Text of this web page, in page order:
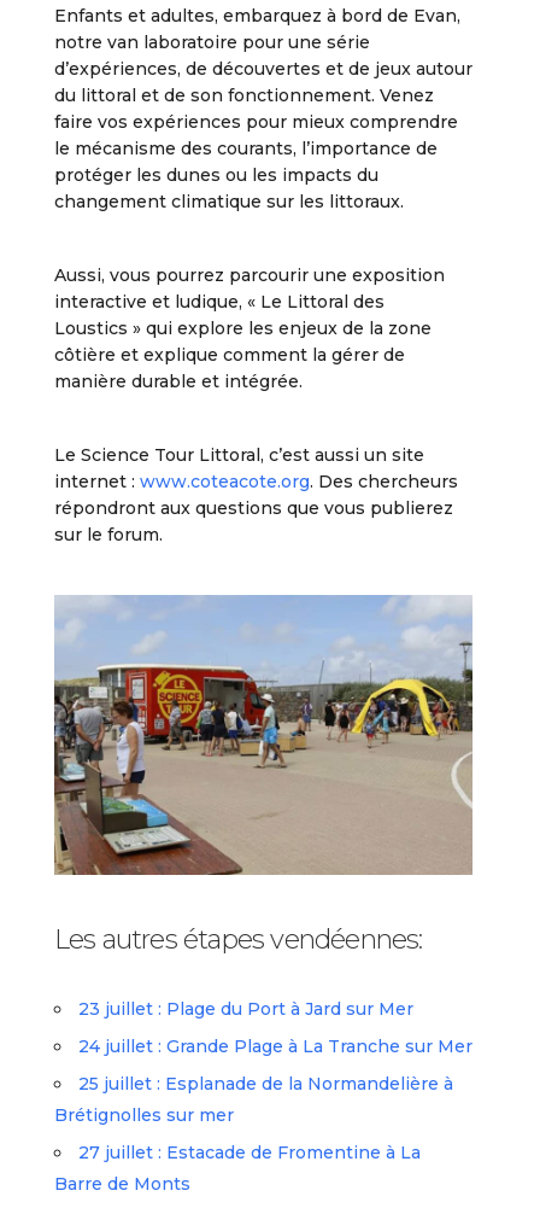
Enfants et adultes, embarquez à bord de Evan,
notre van laboratoire pour une série
d’expériences, de découvertes et de jeux autour
du littoral et de son fonctionnement. Venez
faire vos expériences pour mieux comprendre
le mécanisme des courants, l’importance de
protéger les dunes ou les impacts du
changement climatique sur les littoraux.
Aussi, vous pourrez parcourir une exposition
interactive et ludique, « Le Littoral des
Loustics » qui explore les enjeux de la zone
côtière et explique comment la gérer de
manière durable et intégrée.
Le Science Tour Littoral, c’est aussi un site
internet : www.coteacote.org. Des chercheurs
répondront aux questions que vous publierez
sur le forum.
Les autres étapes vendéennes:
23 juillet : Plage du Port à Jard sur Mer
24 juillet : Grande Plage à La Tranche sur Mer
25 juillet : Esplanade de la Normandelière à
Brétignolles sur mer
27 juillet : Estacade de Fromentine à La
Barre de Monts